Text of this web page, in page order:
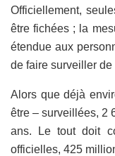
Officiellement,
être fichées ; la
étendue aux
de faire surveiller
Alors que déjà
être – surveillées, 2
ans. Le tout doit
officielles, 425